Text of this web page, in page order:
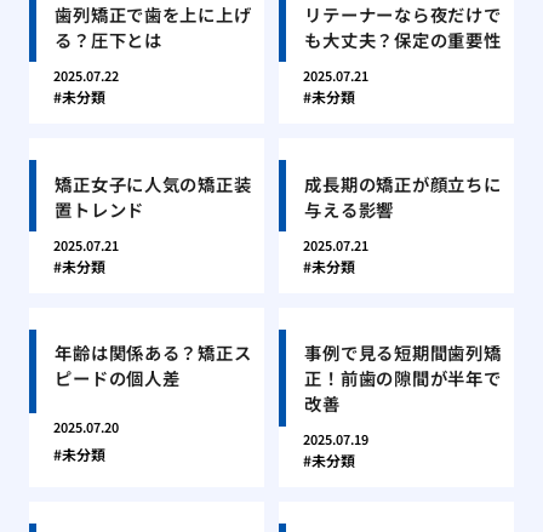
歯列矯正で歯を上に上げ
る？圧下とは
2025.07.22
未分類
リテーナーなら夜だけで
も大丈夫？保定の重要性
2025.07.21
未分類
矯正女子に人気の矯正装
置トレンド
2025.07.21
未分類
成長期の矯正が顔立ちに
与える影響
2025.07.21
未分類
年齢は関係ある？矯正ス
ピードの個人差
2025.07.20
未分類
事例で見る短期間歯列矯
正！前歯の隙間が半年で
改善
2025.07.19
未分類